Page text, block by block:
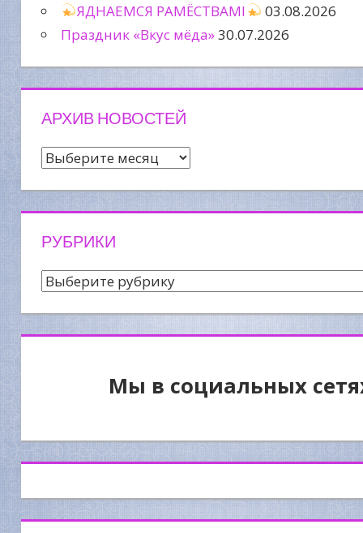
ЯДНАЕМСЯ РАМЁСТВАМІ
03.08.2026
Праздник «Вкус мёда»30.07.2026
АРХИВ НОВОСТЕЙ
Архив
РУБРИКИ
Рубрики
Мы в социальных